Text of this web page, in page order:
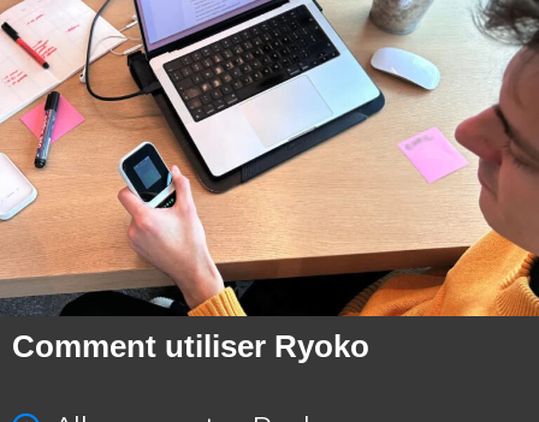
Comment utiliser Ryoko